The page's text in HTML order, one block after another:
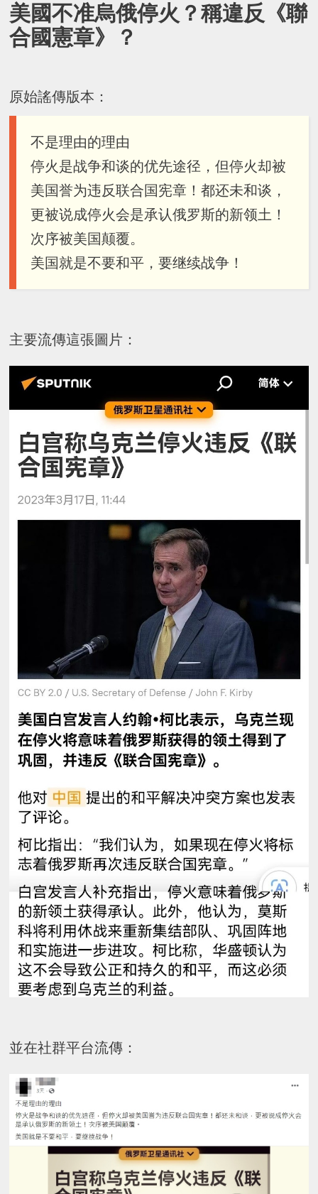
美國不准烏俄停火？稱違反《聯
合國憲章》？
原始謠傳版本：
不是理由的理由
停火是战争和谈的优先途径，但停火却被
美国誉为违反联合国宪章！都还未和谈，
更被说成停火会是承认俄罗斯的新领土！
次序被美国颠覆。
美国就是不要和平，要继续战争！
主要流傳這張圖片：
並在社群平台流傳：